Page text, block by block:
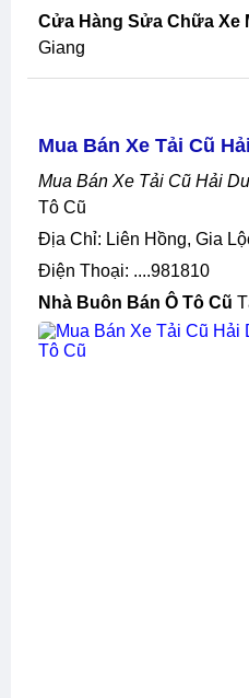
Cửa Hàng Sửa Chữa Xe
Giang
Mua Bán Xe Tải Cũ
Mua Bán Xe Tải Cũ Hải
Tô Cũ
Địa Chỉ: Liên Hồng, Gia
Điện Thoại: ....981810
Nhà Buôn Bán Ô Tô Cũ